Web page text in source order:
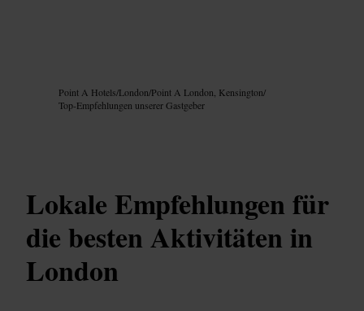
Point A Hotels/London/Point A London, Kensington/
Top-Empfehlungen unserer Gastgeber
Lokale Empfehlungen für
die besten Aktivitäten in
London